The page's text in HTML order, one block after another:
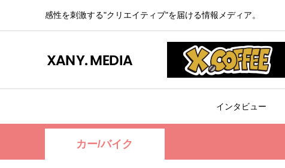
感性を刺激する"クリエイティブ"を届ける情報メディア。
インタビュー
カー/バイク